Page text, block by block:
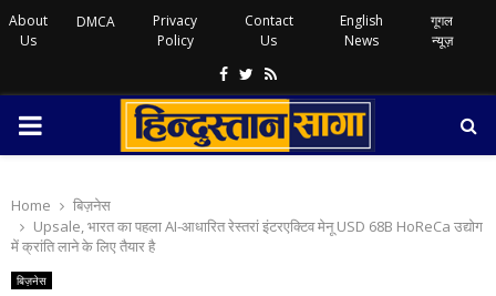
About
Us
DMCA
Privacy
Policy
Contact
Us
English
News
गूगल
न्यूज़
Facebook
Twitter
Rss
PRIMARY
Home
बिज़नेस
Upsale, भारत का पहला AI-आधारित रेस्तरां इंटरएक्टिव मेनू USD 68B HoReCa उद्योग
में क्रांति लाने के लिए तैयार है
बिज़नेस